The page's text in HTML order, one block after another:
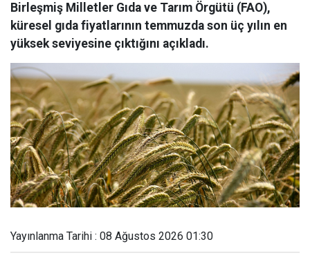
Birleşmiş Milletler Gıda ve Tarım Örgütü (FAO),
küresel gıda fiyatlarının temmuzda son üç yılın en
yüksek seviyesine çıktığını açıkladı.
Yayınlanma Tarihi : 08 Ağustos 2026 01:30